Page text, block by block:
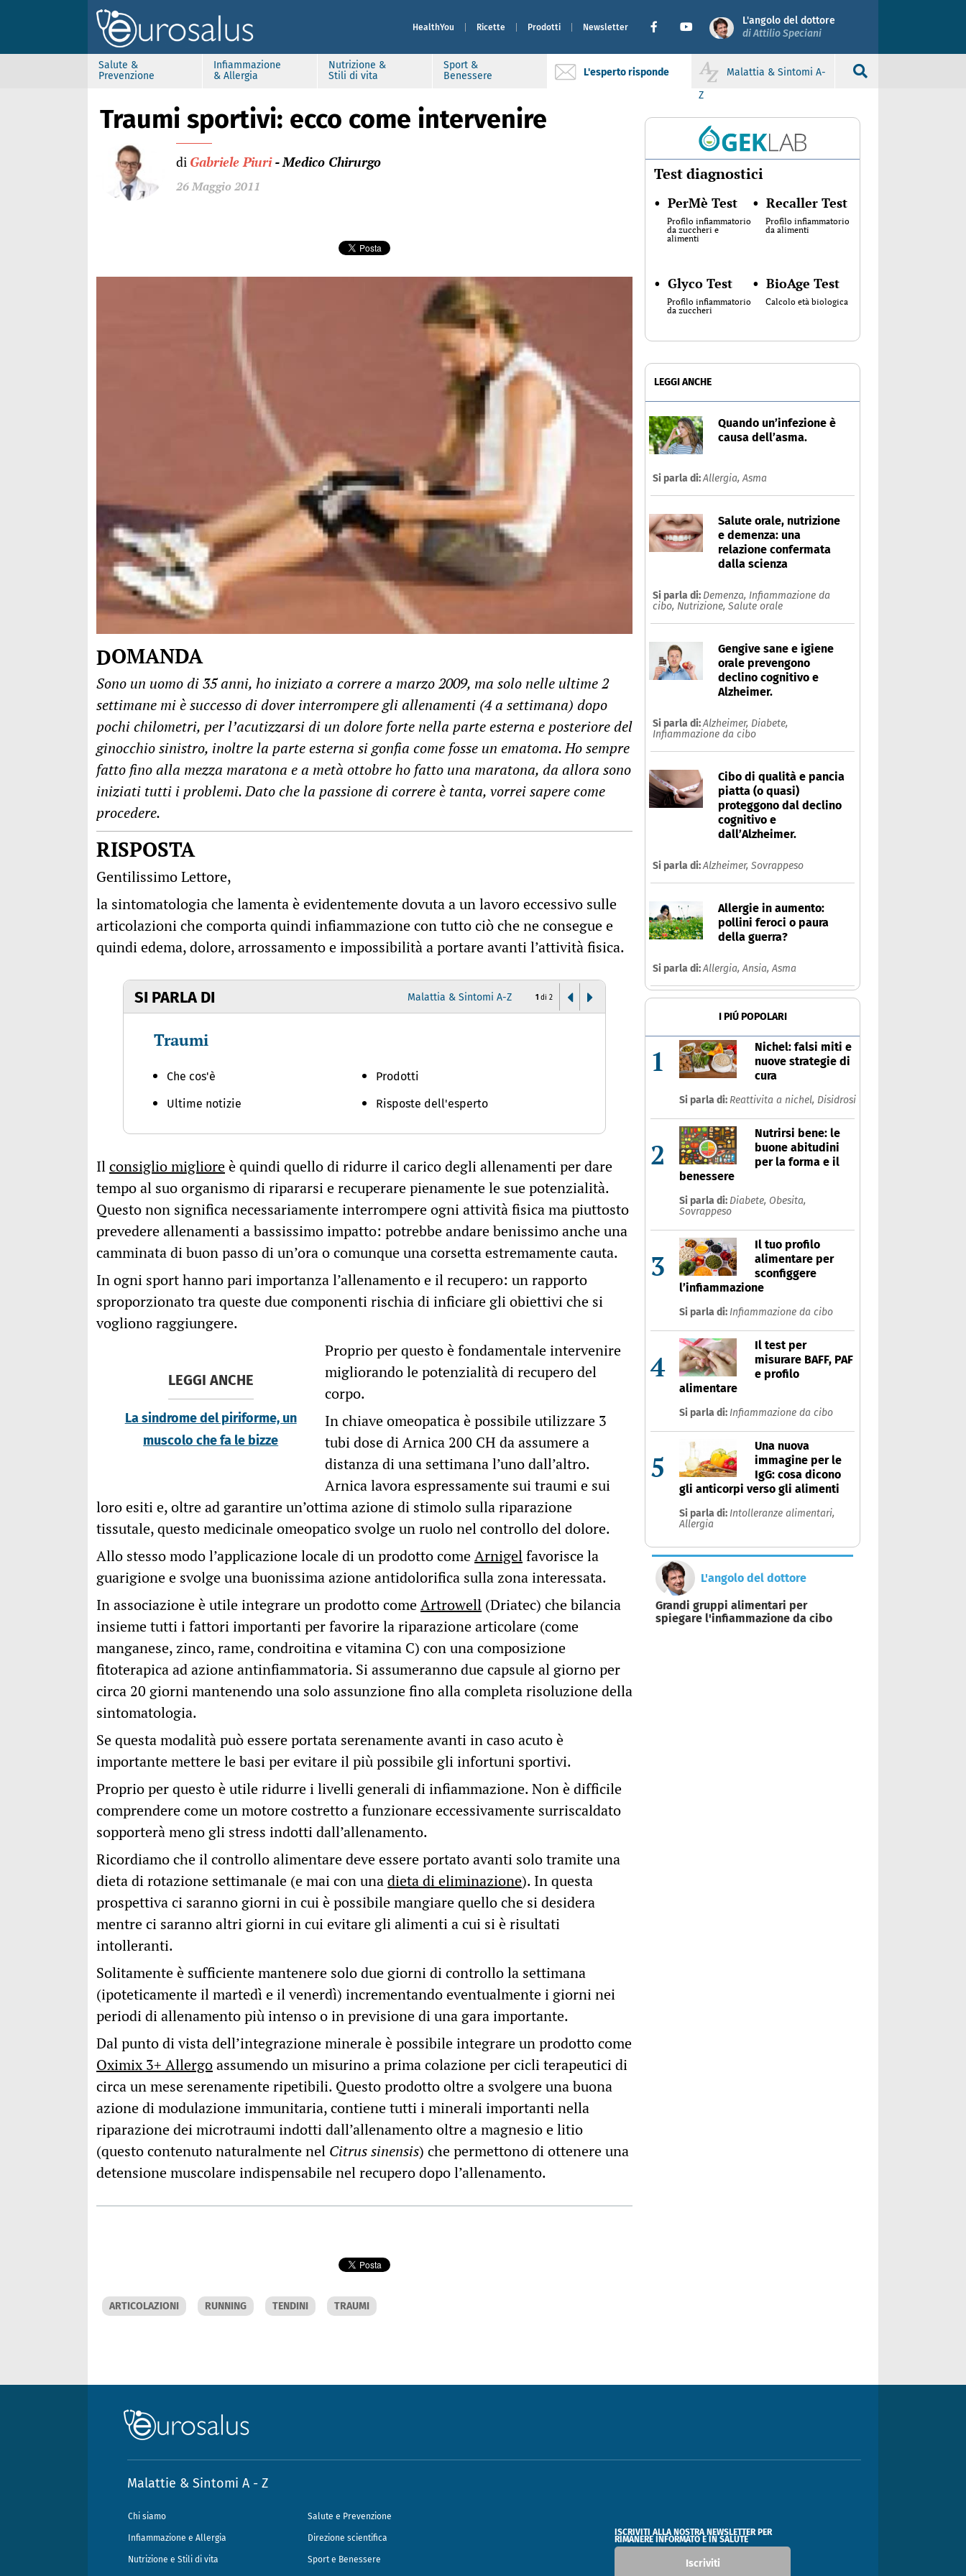
HealthYou Ricette Prodotti Newsletter
L'angolo del dottore
di Attilio Speciani
Salute &
Prevenzione
Infiammazione
& Allergia
Nutrizione &
Stili di vita
Sport &
Benessere
L'esperto risponde
Malattia & Sintomi A-
Z
Traumi sportivi: ecco come intervenire
di Gabriele Piuri - Medico Chirurgo
26 Maggio 2011
DOMANDA
Sono un uomo di 35 anni, ho iniziato a correre a marzo 2009, ma solo nelle ultime 2
settimane mi è successo di dover interrompere gli allenamenti (4 a settimana) dopo
pochi chilometri, per l’acutizzarsi di un dolore forte nella parte esterna e posteriore del
ginocchio sinistro, inoltre la parte esterna si gonfia come fosse un ematoma. Ho sempre
fatto fino alla mezza maratona e a metà ottobre ho fatto una maratona, da allora sono
iniziati tutti i problemi. Dato che la passione di correre è tanta, vorrei sapere come
procedere.
RISPOSTA
Gentilissimo Lettore,
la sintomatologia che lamenta è evidentemente dovuta a un lavoro eccessivo sulle
articolazioni che comporta quindi infiammazione con tutto ciò che ne consegue e
quindi edema, dolore, arrossamento e impossibilità a portare avanti l’attività fisica.
SI PARLA DI Malattia & Sintomi A-Z
Traumi
Che cos'è
Ultime notizie
Prodotti
Risposte dell'esperto
Allenamento
Che cos'è
Ultime notizie
1 di 2
Ilconsiglio miglioreè quindi quello di ridurre il carico degli allenamenti per dare
tempo al suo organismo di ripararsi e recuperare pienamente le sue potenzialità.
Questo non significa necessariamente interrompere ogni attività fisica ma piuttosto
prevedere allenamenti a bassissimo impatto: potrebbe andare benissimo anche una
camminata di buon passo di un’ora o comunque una corsetta estremamente cauta.
In ogni sport hanno pari importanza l’allenamento e il recupero: un rapporto
sproporzionato tra queste due componenti rischia di inficiare gli obiettivi che si
vogliono raggiungere.
LEGGI ANCHE
La sindrome del piriforme, un
muscolo che fa le bizze
Proprio per questo è fondamentale intervenire
migliorando le potenzialità di recupero del
corpo.
In chiave omeopatica è possibile utilizzare 3
tubi dose di Arnica 200 CH da assumere a
distanza di una settimana l’uno dall’altro.
Arnica lavora espressamente sui traumi e sui
loro esiti e, oltre ad garantire un’ottima azione di stimolo sulla riparazione
tissutale, questo medicinale omeopatico svolge un ruolo nel controllo del dolore.
Allo stesso modo l’applicazione locale di un prodotto comeArnigelfavorisce la
guarigione e svolge una buonissima azione antidolorifica sulla zona interessata.
In associazione è utile integrare un prodotto comeArtrowell (Driatec) che bilancia
insieme tutti i fattori importanti per favorire la riparazione articolare (come
manganese, zinco, rame, condroitina e vitamina C) con una composizione
fitoterapica ad azione antinfiammatoria. Si assumeranno due capsule al giorno per
circa 20 giorni mantenendo una solo assunzione fino alla completa risoluzione della
sintomatologia.
Se questa modalità può essere portata serenamente avanti in caso acuto è
importante mettere le basi per evitare il più possibile gli infortuni sportivi.
Proprio per questo è utile ridurre i livelli generali di infiammazione. Non è difficile
comprendere come un motore costretto a funzionare eccessivamente surriscaldato
sopporterà meno gli stress indotti dall’allenamento.
Ricordiamo che il controllo alimentare deve essere portato avanti solo tramite una
dieta di rotazione settimanale (e mai con unadieta di eliminazione). In questa
prospettiva ci saranno giorni in cui è possibile mangiare quello che si desidera
mentre ci saranno altri giorni in cui evitare gli alimenti a cui si è risultati
intolleranti.
Solitamente è sufficiente mantenere solo due giorni di controllo la settimana
(ipoteticamente il martedì e il venerdì) incrementando eventualmente i giorni nei
periodi di allenamento più intenso o in previsione di una gara importante.
Dal punto di vista dell’integrazione minerale è possibile integrare un prodotto come
Oximix 3+ Allergoassumendo un misurino a prima colazione per cicli terapeutici di
circa un mese serenamente ripetibili. Questo prodotto oltre a svolgere una buona
azione di modulazione immunitaria, contiene tutti i minerali importanti nella
riparazione dei microtraumi indotti dall’allenamento oltre a magnesio e litio
(questo contenuto naturalmente nel Citrus sinensis) che permettono di ottenere una
detensione muscolare indispensabile nel recupero dopo l’allenamento.
ARTICOLAZIONI RUNNING TENDINI TRAUMI
Test diagnostici
• PerMè Test
Profilo infiammatorio
da zuccheri e
alimenti
• Recaller Test
Profilo infiammatorio
da alimenti
• Glyco Test
Profilo infiammatorio
da zuccheri
• BioAge Test
Calcolo età biologica
LEGGI ANCHE
Quando un’infezione è
causa dell’asma.
Si parla di:Allergia,Asma
Salute orale, nutrizione
e demenza: una
relazione confermata
dalla scienza
Si parla di: Demenza, Infiammazione da
cibo, Nutrizione, Salute orale
Gengive sane e igiene
orale prevengono
declino cognitivo e
Alzheimer.
Si parla di:Alzheimer, Diabete,
Infiammazione da cibo
Cibo di qualità e pancia
piatta (o quasi)
proteggono dal declino
cognitivo e
dall’Alzheimer.
Si parla di:Alzheimer, Sovrappeso
Allergie in aumento:
pollini feroci o paura
della guerra?
Si parla di:Allergia,Ansia,Asma
I PIÚ POPOLARI
1
Nichel: falsi miti e
nuove strategie di
cura
Si parla di: Reattivita a nichel, Disidrosi
2
Nutrirsi bene: le
buone abitudini
per la forma e il
benessere
Si parla di: Diabete, Obesita,
Sovrappeso
3
Il tuo profilo
alimentare per
sconfiggere
l’infiammazione
Si parla di: Infiammazione da cibo
4
Il test per
misurare BAFF, PAF
e profilo
alimentare
Si parla di: Infiammazione da cibo
5
Una nuova
immagine per le
IgG: cosa dicono
gli anticorpi verso gli alimenti
Si parla di: Intolleranze alimentari,
Allergia
L'angolo del dottore
Grandi gruppi alimentari per
spiegare l'infiammazione da cibo
Malattie & Sintomi A - Z
Chi siamo Salute e Prevenzione
Infiammazione e Allergia Direzione scientifica
Nutrizione e Stili di vita Sport e Benessere
ISCRIVITI ALLA NOSTRA NEWSLETTER PER
RIMANERE INFORMATO E IN SALUTE
Iscriviti